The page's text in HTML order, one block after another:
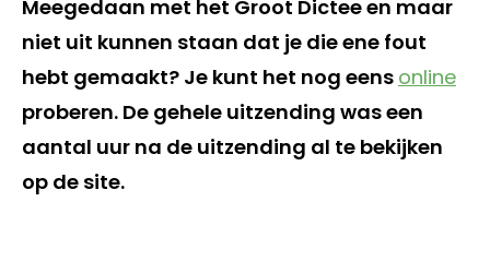
Meegedaan met het Groot Dictee en maar
niet uit kunnen staan dat je die ene fout
hebt gemaakt? Je kunt het nog eens online
proberen. De gehele uitzending was een
aantal uur na de uitzending al te bekijken
op de site.